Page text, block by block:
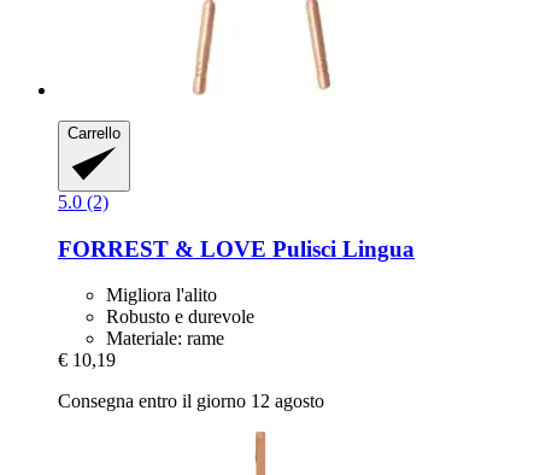
Carrello
5.0 (2)
FORREST & LOVE Pulisci Lingua
Migliora l'alito
Robusto e durevole
Materiale: rame
€ 10,19
Consegna entro il giorno 12 agosto